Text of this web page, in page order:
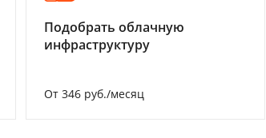
Подобрать облачную
инфраструктуру
От 346 руб./месяц